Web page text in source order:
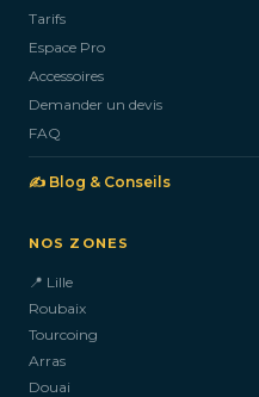
Tarifs
Espace Pro
Accessoires
Demander un devis
FAQ
✍️ Blog & Conseils
NOS ZONES
📍 Lille
Roubaix
Tourcoing
Arras
Douai